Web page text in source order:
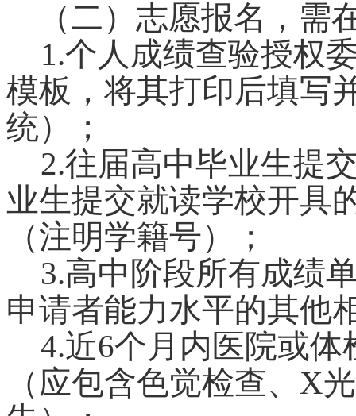
（二）志愿报名，需
1.个人成绩查验授权
模板，将其打印后填写
统）；
2.往届高中毕业生提
业生提交就读学校开具
（注明学籍号）；
3.高中阶段所有成绩
申请者能力水平的其他
4.近6个月内医院或
（应包含色觉检查、X